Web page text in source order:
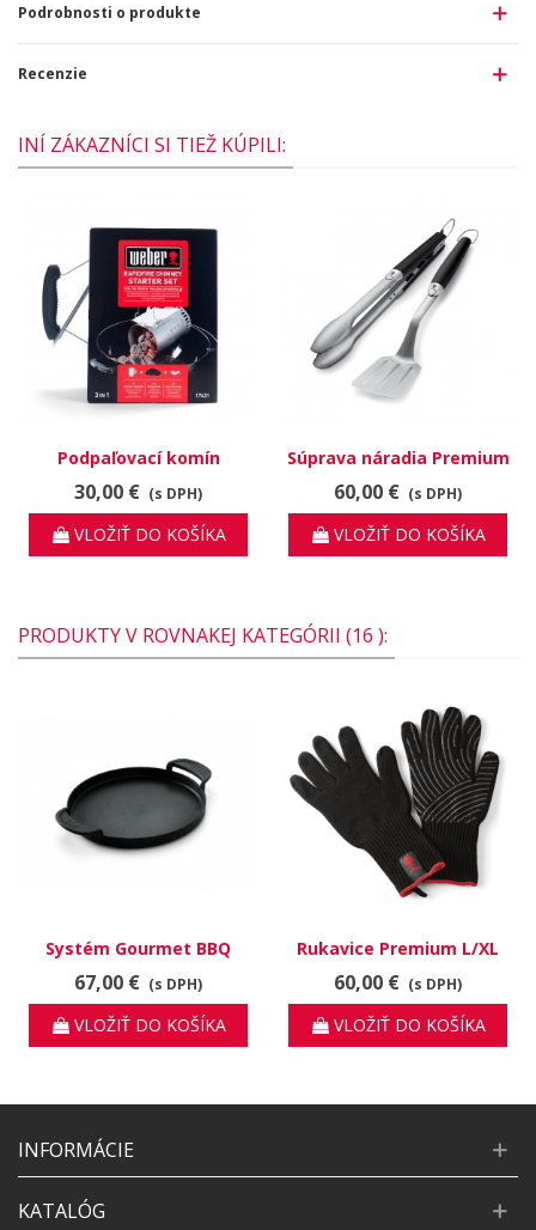
Podrobnosti o produkte
Recenzie
INÍ ZÁKAZNÍCI SI TIEŽ KÚPILI:
Podpaľovací komín
"Starter Set" + 2KG
brikiet + 12 zapaľovacích
kociek
30,00 € (s DPH)
VLOŽIŤ DO KOŠÍKA
Súprava náradia Premium
60,00 € (s DPH)
VLOŽIŤ DO KOŠÍKA
PRODUKTY V ROVNAKEJ KATEGÓRII (16 ):
Systém Gourmet BBQ
panvica
67,00 € (s DPH)
VLOŽIŤ DO KOŠÍKA
Rukavice Premium L/XL
60,00 € (s DPH)
VLOŽIŤ DO KOŠÍKA
INFORMÁCIE
KATALÓG